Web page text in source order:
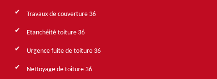
Travaux de couverture 36
Etanchéité toiture 36
Urgence fuite de toiture 36
Nettoyage de toiture 36